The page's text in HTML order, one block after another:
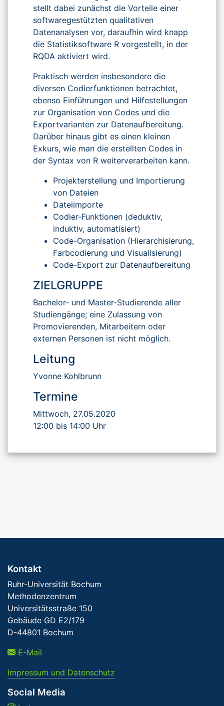
stellt dabei zunächst die Vorteile einer
softwaregestützten qualitativen
Datenanalysen vor, daraufhin wird knapp
die Statistiksoftware R vorgestellt, in der
RQDA aktiviert wird.
Praktisch werden insbesondere die
diversen Codierfunktionen betrachtet,
ebenso Einführungen und Hilfestellungen
zur Organisation von Codes und die
Exportvarianten zur Datenaufbereitung.
Darüber hinaus gibt es einen kleinen
Exkurs, wie man die erstellten Codes in
der Syntax von R weiterverarbeiten kann.
Projekterstellung und Importierung
von Dateien
Dateiimporte
Codier-Funktionen (deduktiv,
induktiv, automatisiert)
Code-Organisation (Hierarchisierung,
Farbcodierung und Visualisierung)
Code-Export zur Datenaufbereitung
ZIELGRUPPE
Bachelor- und Master-Studierende aller
Studiengänge; eine Zulassung von
Promovierenden, Mitarbeitern oder
externen Personen ist nicht möglich.
Leitung
Yvonne Kohlbrunn
Termine
Mittwoch, 27.05.2020
12:00 bis 14:00 Uhr
Kontakt
Ruhr-Universität Bochum
Methodenzentrum
Universitätsstraße 150
Gebäude GD E2/179
D-44801 Bochum
E-Mail
Impressum und Datenschutz
Social Media